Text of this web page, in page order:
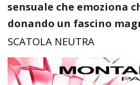
sensuale che emoziona
donando un fascino
SCATOLA NEUTRA